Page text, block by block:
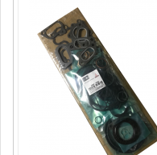
4155 руб.
Трубка Высокого
Давления 04286167